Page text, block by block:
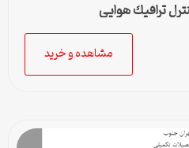
ترافيك هوايي
مشاهده و خرید